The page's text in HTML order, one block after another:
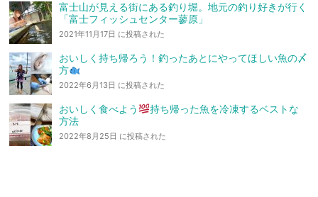
富士山が見える街にある釣り堀。地元の釣り好きが行く
「富士フィッシュセンター蓼原」
2021年11月17日 に投稿された
おいしく持ち帰ろう！釣ったあとにやってほしい魚の〆
方
2022年6月13日 に投稿された
おいしく食べよう
持ち帰った魚を冷凍するベストな
方法
2022年8月25日 に投稿された